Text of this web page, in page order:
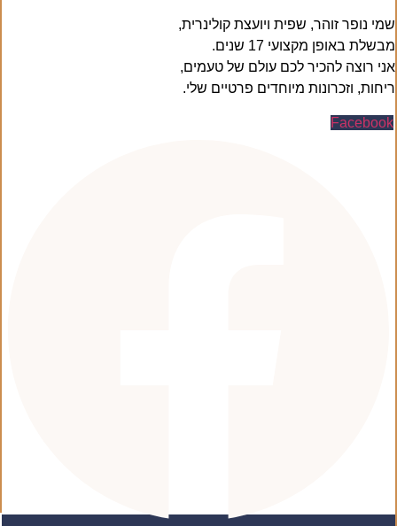
שמי נופר זוהר, שפית ויועצת קולינרית,
מבשלת באופן מקצועי 17 שנים.
אני רוצה להכיר לכם עולם של טעמים,
ריחות, וזכרונות מיוחדים פרטיים שלי.
Facebook